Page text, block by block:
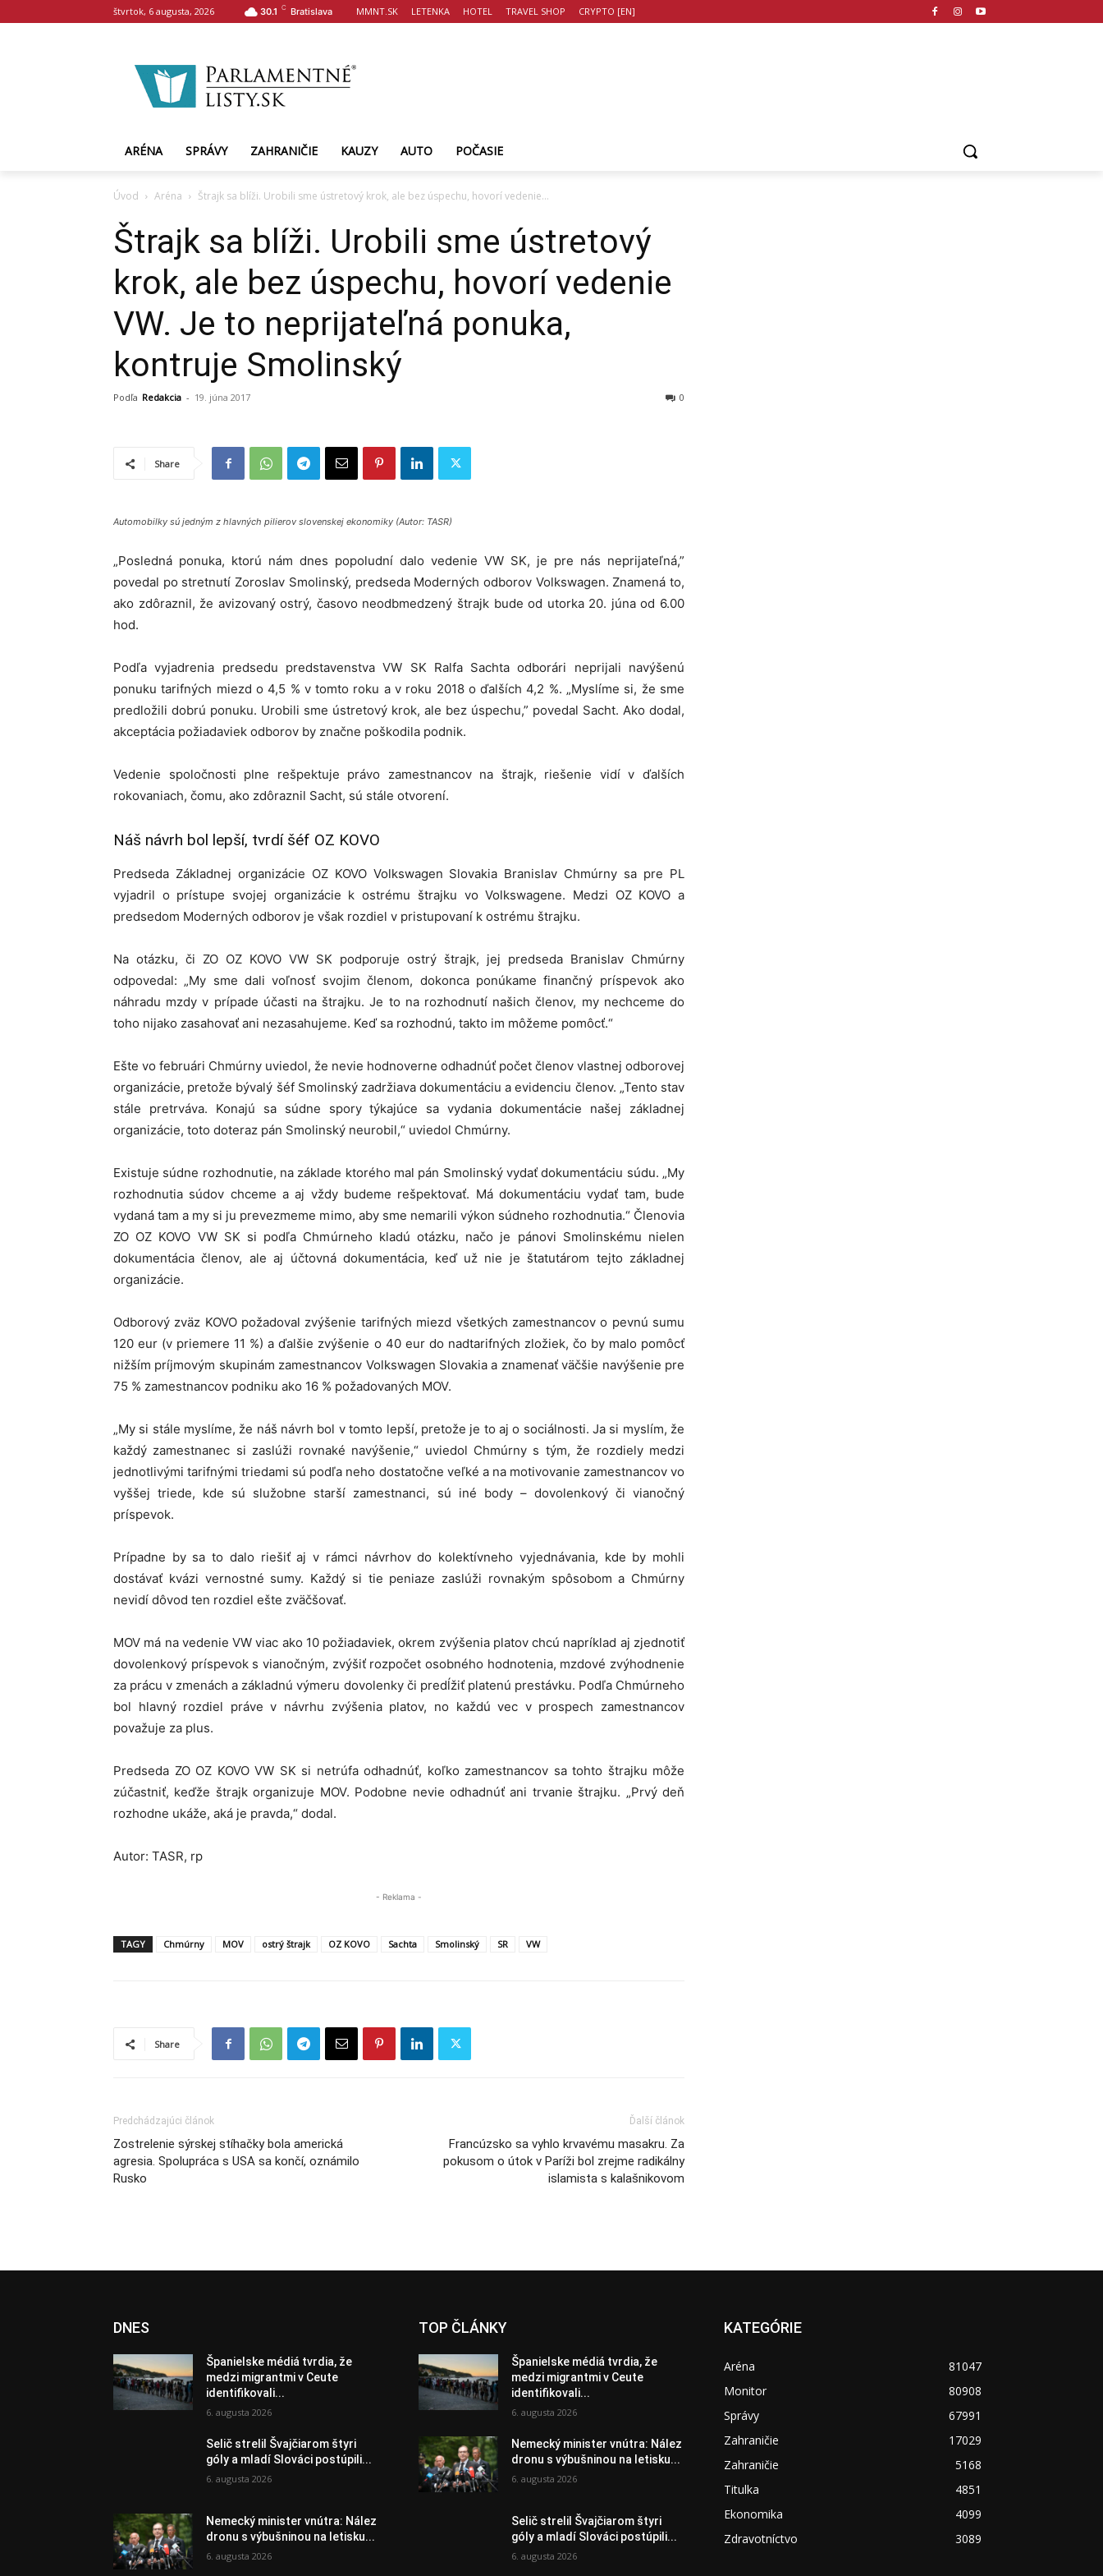
štvrtok, 6 augusta, 2026 30.1 C Bratislava MMNT.SK LETENKA HOTEL TRAVEL SHOP CRYPTO [EN]
ARÉNA SPRÁVY ZAHRANIČIE KAUZY AUTO POČASIE
Úvod Aréna Štrajk sa blíži. Urobili sme ústretový krok, ale bez úspechu, hovorí vedenie...
Štrajk sa blíži. Urobili sme ústretový
krok, ale bez úspechu, hovorí vedenie
VW. Je to neprijateľná ponuka,
kontruje Smolinský
Podľa Redakcia - 19. júna 2017 0
Share
Automobilky sú jedným z hlavných pilierov slovenskej ekonomiky (Autor: TASR)
„Posledná ponuka, ktorú nám dnes popoludní dalo vedenie VW SK, je pre nás neprijateľná,”
povedal po stretnutí Zoroslav Smolinský, predseda Moderných odborov Volkswagen. Znamená to,
ako zdôraznil, že avizovaný ostrý, časovo neodbmedzený štrajk bude od utorka 20. júna od 6.00
hod.
Podľa vyjadrenia predsedu predstavenstva VW SK Ralfa Sachta odborári neprijali navýšenú
ponuku tarifných miezd o 4,5 % v tomto roku a v roku 2018 o ďalších 4,2 %. „Myslíme si, že sme
predložili dobrú ponuku. Urobili sme ústretový krok, ale bez úspechu,” povedal Sacht. Ako dodal,
akceptácia požiadaviek odborov by značne poškodila podnik.
Vedenie spoločnosti plne rešpektuje právo zamestnancov na štrajk, riešenie vidí v ďalších
rokovaniach, čomu, ako zdôraznil Sacht, sú stále otvorení.
Náš návrh bol lepší, tvrdí šéf OZ KOVO
Predseda Základnej organizácie OZ KOVO Volkswagen Slovakia Branislav Chmúrny sa pre PL
vyjadril o prístupe svojej organizácie k ostrému štrajku vo Volkswagene. Medzi OZ KOVO a
predsedom Moderných odborov je však rozdiel v pristupovaní k ostrému štrajku.
Na otázku, či ZO OZ KOVO VW SK podporuje ostrý štrajk, jej predseda Branislav Chmúrny
odpovedal: „My sme dali voľnosť svojim členom, dokonca ponúkame finančný príspevok ako
náhradu mzdy v prípade účasti na štrajku. Je to na rozhodnutí našich členov, my nechceme do
toho nijako zasahovať ani nezasahujeme. Keď sa rozhodnú, takto im môžeme pomôcť.“
Ešte vo februári Chmúrny uviedol, že nevie hodnoverne odhadnúť počet členov vlastnej odborovej
organizácie, pretože bývalý šéf Smolinský zadržiava dokumentáciu a evidenciu členov. „Tento stav
stále pretrváva. Konajú sa súdne spory týkajúce sa vydania dokumentácie našej základnej
organizácie, toto doteraz pán Smolinský neurobil,“ uviedol Chmúrny.
Existuje súdne rozhodnutie, na základe ktorého mal pán Smolinský vydať dokumentáciu súdu. „My
rozhodnutia súdov chceme a aj vždy budeme rešpektovať. Má dokumentáciu vydať tam, bude
vydaná tam a my si ju prevezmeme mimo, aby sme nemarili výkon súdneho rozhodnutia.“ Členovia
ZO OZ KOVO VW SK si podľa Chmúrneho kladú otázku, načo je pánovi Smolinskému nielen
dokumentácia členov, ale aj účtovná dokumentácia, keď už nie je štatutárom tejto základnej
organizácie.
Odborový zväz KOVO požadoval zvýšenie tarifných miezd všetkých zamestnancov o pevnú sumu
120 eur (v priemere 11 %) a ďalšie zvýšenie o 40 eur do nadtarifných zložiek, čo by malo pomôcť
nižším príjmovým skupinám zamestnancov Volkswagen Slovakia a znamenať väčšie navýšenie pre
75 % zamestnancov podniku ako 16 % požadovaných MOV.
„My si stále myslíme, že náš návrh bol v tomto lepší, pretože je to aj o sociálnosti. Ja si myslím, že
každý zamestnanec si zaslúži rovnaké navýšenie,“ uviedol Chmúrny s tým, že rozdiely medzi
jednotlivými tarifnými triedami sú podľa neho dostatočne veľké a na motivovanie zamestnancov vo
vyššej triede, kde sú služobne starší zamestnanci, sú iné body – dovolenkový či vianočný
príspevok.
Prípadne by sa to dalo riešiť aj v rámci návrhov do kolektívneho vyjednávania, kde by mohli
dostávať kvázi vernostné sumy. Každý si tie peniaze zaslúži rovnakým spôsobom a Chmúrny
nevidí dôvod ten rozdiel ešte zväčšovať.
MOV má na vedenie VW viac ako 10 požiadaviek, okrem zvýšenia platov chcú napríklad aj zjednotiť
dovolenkový príspevok s vianočným, zvýšiť rozpočet osobného hodnotenia, mzdové zvýhodnenie
za prácu v zmenách a základnú výmeru dovolenky či predĺžiť platenú prestávku. Podľa Chmúrneho
bol hlavný rozdiel práve v návrhu zvýšenia platov, no každú vec v prospech zamestnancov
považuje za plus.
Predseda ZO OZ KOVO VW SK si netrúfa odhadnúť, koľko zamestnancov sa tohto štrajku môže
zúčastniť, keďže štrajk organizuje MOV. Podobne nevie odhadnúť ani trvanie štrajku. „Prvý deň
rozhodne ukáže, aká je pravda,“ dodal.
Autor: TASR, rp
- Reklama -
TAGY Chmúrny MOV ostrý štrajk OZ KOVO Sachta Smolinský SR VW
Share
Predchádzajúci článok
Zostrelenie sýrskej stíhačky bola americká
agresia. Spolupráca s USA sa končí, oznámilo
Rusko
Ďalší článok
Francúzsko sa vyhlo krvavému masakru. Za
pokusom o útok v Paríži bol zrejme radikálny
islamista s kalašnikovom
DNES
Španielske médiá tvrdia, že
medzi migrantmi v Ceute
identifikovali...
6. augusta 2026
Selič strelil Švajčiarom štyri
góly a mladí Slováci postúpili...
6. augusta 2026
Nemecký minister vnútra: Nález
dronu s výbušninou na letisku...
6. augusta 2026
TOP ČLÁNKY
Španielske médiá tvrdia, že
medzi migrantmi v Ceute
identifikovali...
6. augusta 2026
Nemecký minister vnútra: Nález
dronu s výbušninou na letisku...
6. augusta 2026
Selič strelil Švajčiarom štyri
góly a mladí Slováci postúpili...
6. augusta 2026
KATEGÓRIE
Aréna
81047
Monitor
80908
Správy
67991
Zahraničie
17029
Zahraničie
5168
Titulka
4851
Ekonomika
4099
Zdravotníctvo
3089